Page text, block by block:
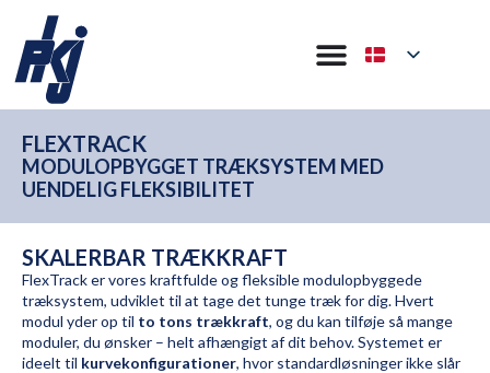
FLEXTRACK
MODULOPBYGGET TRÆKSYSTEM MED
UENDELIG FLEKSIBILITET
SKALERBAR TRÆKKRAFT
FlexTrack er vores kraftfulde og fleksible modulopbyggede
træksystem, udviklet til at tage det tunge træk for dig. Hvert
modul yder op til to tons trækkraft, og du kan tilføje så mange
moduler, du ønsker – helt afhængigt af dit behov. Systemet er
ideelt til kurvekonfigurationer, hvor standardløsninger ikke slår